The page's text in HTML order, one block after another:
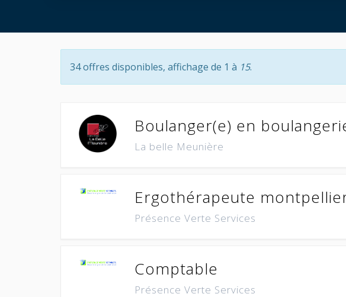
34 offres disponibles, affichage de 1 à 15.
Boulanger(e) en
La belle Meunière
Ergothérapeute
Présence Verte Services
Comptable
Présence Verte Services